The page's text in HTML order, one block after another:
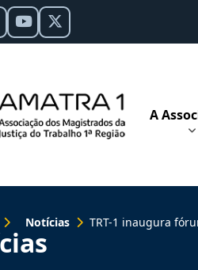
A
Notícias TRT-1 inaugura fórum